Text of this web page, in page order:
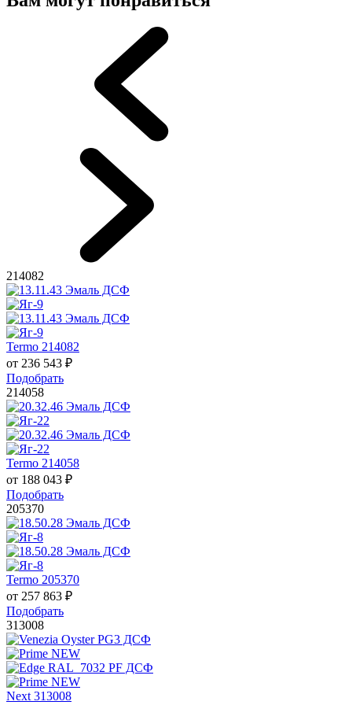
214082
Termo 214082
от 236 543 ₽
Подобрать
214058
Termo 214058
от 188 043 ₽
Подобрать
205370
Termo 205370
от 257 863 ₽
Подобрать
313008
Next 313008